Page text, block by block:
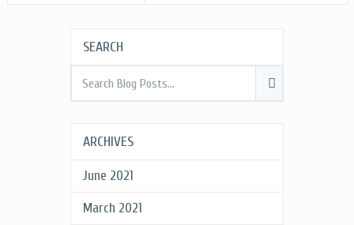
SEARCH
ARCHIVES
June 2021
March 2021